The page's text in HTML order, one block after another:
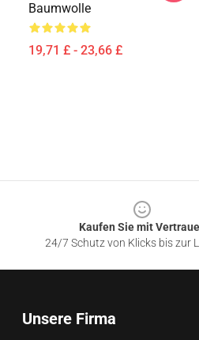
Baumwolle
19,71 £ - 23,66 £
Kaufen Sie mit
24/7 Schutz von Klicks bis zur
Unsere Firma